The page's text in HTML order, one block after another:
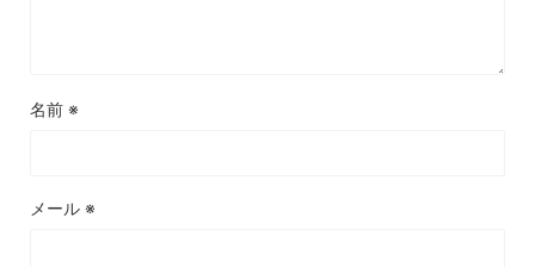
名前 ※
メール ※